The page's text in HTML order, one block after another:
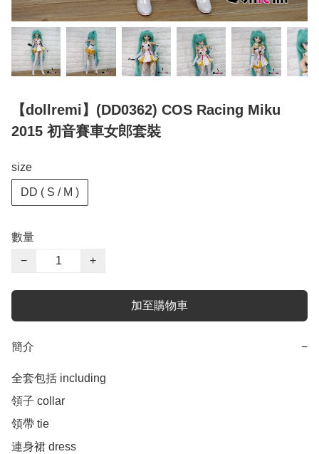
【dollremi】(DD0362) COS Racing Miku
2015 初音賽車女郎套裝
size
DD ( S / M )
數量
−
+
加至購物車
簡介 −
全套包括 including
領子 collar
領帶 tie
連身裙 dress